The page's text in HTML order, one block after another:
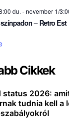
du. -november 1/
– Retro Est
Cikkek
status 2026:
tudnia kell a